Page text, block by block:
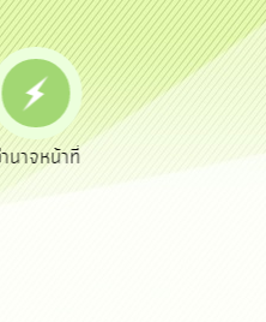
ข้อมูลการ
ติดต่อ
สายด่วนผู้